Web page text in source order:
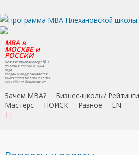
to
main
content
MBA в
МОСКВЕ и
РОССИИ
Независимый эксперт № 1
по MBA в России с 2004
года
Создан и поддерживается
выпускниками MBA и EMBA
российских бизнес-школ
Зачем MBA? Бизнес-школы/ Рейтинги
Мастерс
ПОИСК Разное EN